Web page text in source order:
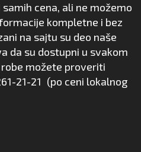
cena, ali ne možemo
kompletne i bez
na sajtu su deo naše
da su dostupni u svakom
možete proveriti
21-21 (po ceni lokalnog